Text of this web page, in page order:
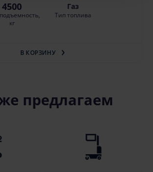
4500
кг
Газ
Тип топлива
В КОРЗИНУ
предлагаем